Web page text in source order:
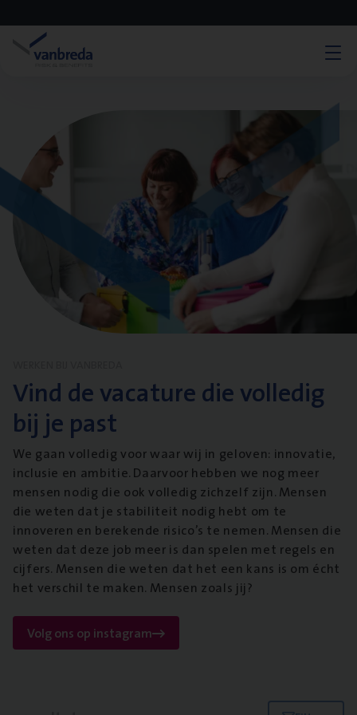
Vind de vacature die volledig
bij je past
We gaan volledig voor waar wij in geloven: innovatie,
inclusie en ambitie. Daarvoor hebben we nog meer
mensen nodig die ook volledig zichzelf zijn. Mensen
die weten dat je stabiliteit nodig hebt om te
innoveren en berekende risico’s te nemen. Mensen die
weten dat deze job meer is dan spelen met regels en
cijfers. Mensen die weten dat het een kans is om écht
het verschil te maken. Mensen zoals jij?
Volg ons op instagram